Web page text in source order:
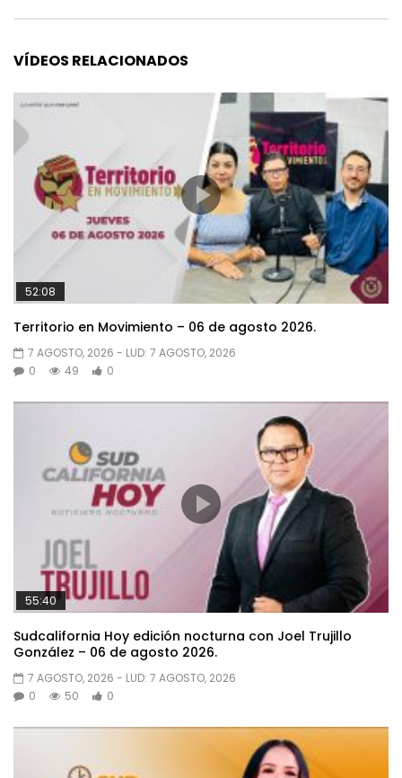
VÍDEOS RELACIONADOS
52:08
Territorio en Movimiento – 06 de agosto 2026.
7 AGOSTO, 2026 - LUD: 7 AGOSTO, 2026
0
49 0
55:40
Sudcalifornia Hoy edición nocturna con Joel Trujillo
González – 06 de agosto 2026.
7 AGOSTO, 2026 - LUD: 7 AGOSTO, 2026
0
50 0